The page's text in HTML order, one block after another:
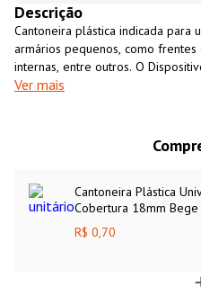
Descrição
Cantoneira plástica indicada para
armários pequenos, como
internas, entre outros. O
Hafele é fabricado em material
embalagens com 01 unidade.
Ver mais
Cantoneira Plástica
Cobertura 18mm
R$ 0,70